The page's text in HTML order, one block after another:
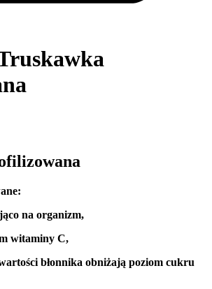
na organizm,
witaminy C,
błonnika obniżają poziom cukru